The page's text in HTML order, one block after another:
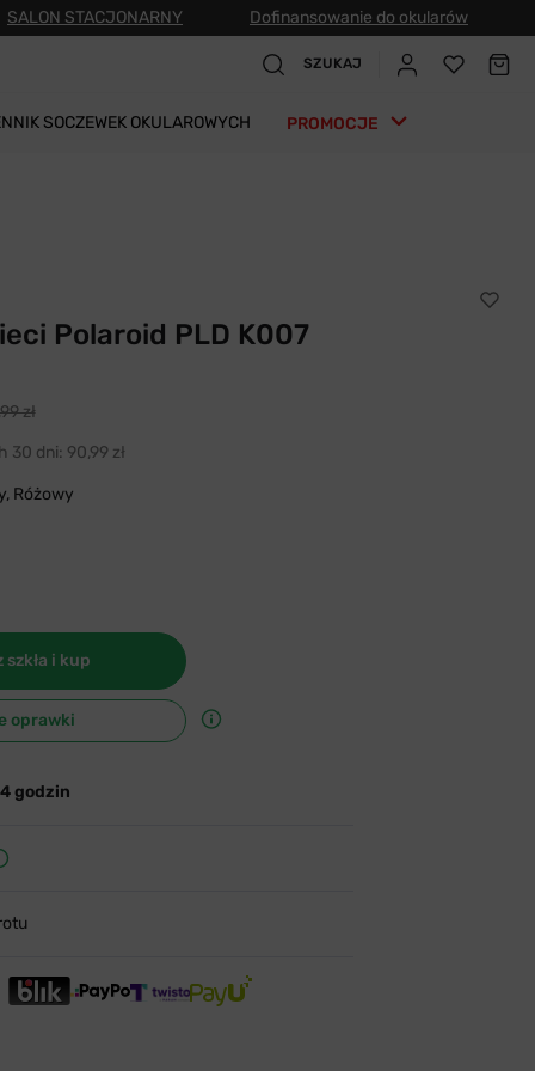
SALON STACJONARNY Dofinansowanie do okularów
SZUKAJ
SOCZEWEK OKULAROWYCH PROMOCJE
Polaroid PLD K007
zł
30 dni: 90,99 zł
Różowy
i kup
oprawki
godzin